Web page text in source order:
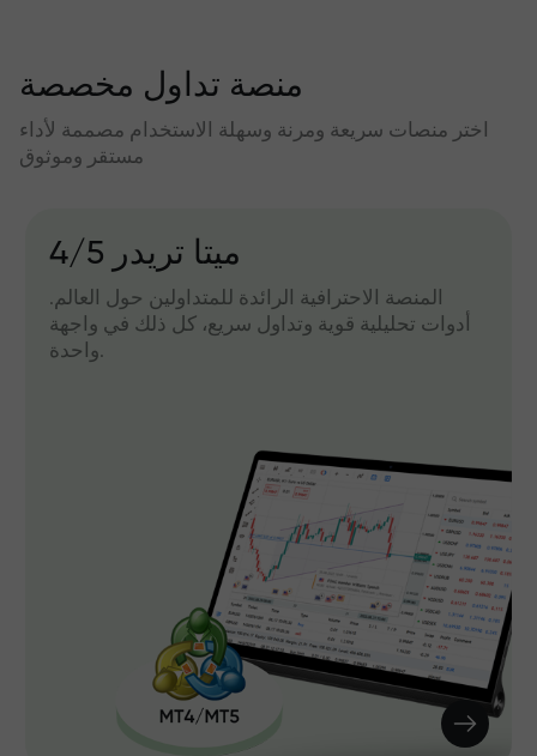
منصة تداول مخصصة
اختر منصات سريعة ومرنة وسهلة الاستخدام مصممة لأداء
مستقر وموثوق
میتا تریدر 4/5
المنصة الاحترافية الرائدة للمتداولين حول العالم.
أدوات تحليلية قوية وتداول سريع، كل ذلك في واجهة
واحدة.